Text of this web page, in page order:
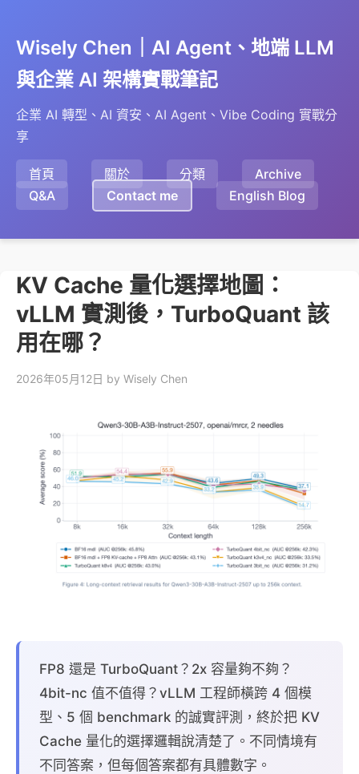
Wisely Chen｜AI Agent、地端 LLM
與企業 AI 架構實戰筆記
企業 AI 轉型、AI 資安、AI Agent、Vibe Coding 實戰分
享
首頁 關於 分類
Archive
Q&A
Contact me English Blog
KV Cache 量化選擇地圖：
vLLM 實測後，TurboQuant 該
用在哪？
2026年05月12日 by Wisely Chen
FP8 還是 TurboQuant？2x 容量夠不夠？
4bit-nc 值不值得？vLLM 工程師橫跨 4 個模
型、5 個 benchmark 的誠實評測，終於把 KV
Cache 量化的選擇邏輯說清楚了。不同情境有
不同答案，但每個答案都有具體數字。